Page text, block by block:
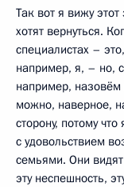
Так вот я вижу
хотят вернуться.
специалистах –
например, я, – но,
например, назовём
можно, наверное,
сторону, потому
с удовольствием
семьями. Они видят
эту неспешность,